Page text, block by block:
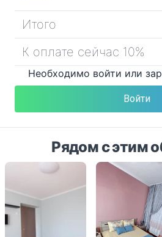
Итого
К оплате сейчас 10%
Необходимо войти или
Войти
Рядом с этим